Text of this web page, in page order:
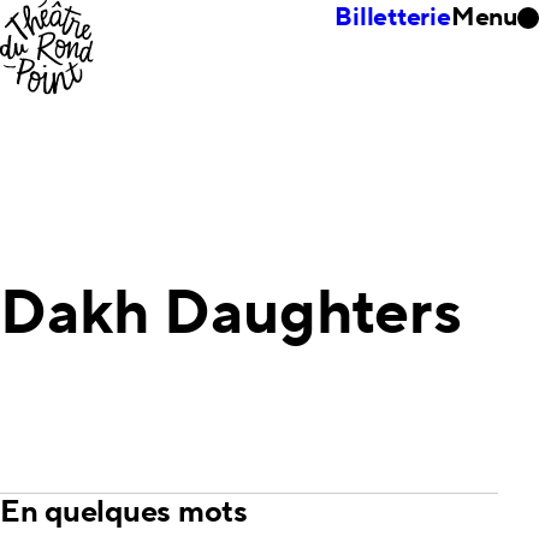
BilletterieMenu
Dakh Daughters
En quelques mots